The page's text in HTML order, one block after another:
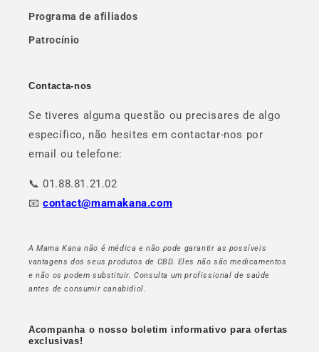
Programa de afiliados
Patrocínio
Contacta-nos
Se tiveres alguma questão ou precisares de algo
específico, não hesites em contactar-nos por
email ou telefone:
📞 01.88.81.21.02
📧contact@mamakana.com
A Mama Kana não é médica e não pode garantir as possíveis
vantagens dos seus produtos de CBD. Eles não são medicamentos
e não os podem substituir. Consulta um profissional de saúde
antes de consumir canabidiol.
Acompanha o nosso boletim informativo para ofertas
exclusivas!